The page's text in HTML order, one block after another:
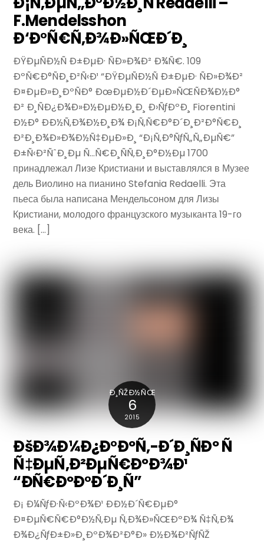
F.Mendelsshon
Ð‘Ð°Ñ€Ñ‚Ð¾Ð»ÑŒÐ´Ð¸
ÐŸÐµÑÐ½Ñ Ð±ÐµÐ· ÑÐ»Ð¾Ð² Ð¾Ñ€. 109
ÐºÑ€Ð°ÑÐ¸Ð²Ñ‹Ð¹ “ÐŸÐµÑÐ½Ñ Ð±ÐµÐ· ÑÐ»Ð¾Ð²
Ð¤ÐµÐ»Ð¸ÐºÑÐ° ÐœÐµÐ½Ð´ÐµÐ»ÑŒÑÐ¾Ð½Ð°
Ð² Ð¸ÑÐ¿Ð¾Ð»Ð½ÐµÐ½Ð¸Ð¸ Ð›ÑƒÐºÐ¸ Fiorentini
Ð½Ð° ÐÐ½Ñ‚Ð¾Ð½Ð¸Ð¾ Ð¡Ñ‚Ñ€Ð°Ð´Ð¸Ð²Ð°Ñ€Ð¸
Ð²Ð¸Ð¾Ð»Ð¾Ð½Ñ‡ÐµÐ»Ð¸ “Ð¡Ñ‚Ð°ÑƒÑ„Ñ„ÐµÑ€”
Ð±Ñ‹Ð²ÑˆÐ¸Ðµ Ñ…Ñ€Ð¸ÑÑ‚Ð¸Ð°Ð½Ðµ 1700
принадлежал Лизе Кристиани и выставлялся в Музее
дель Виолино на пианино Stefania Redaelli. Эта
пьеса была написана Мендельсоном для Лизы
Кристиани, молодого французского музыканта 19-го
века. […]
Ð¸ÑŽÐ½ÑŒ
6
2015
ÐšÐ¾Ð¼Ð¿Ð°ÐºÑ‚-Ð´Ð¸ÑÐº Ñ
Ñ‡ÐµÑ‚Ð²ÐµÑ€ÐºÐ¾Ð¹
“ÐÑ€ÐºÐ°Ð´Ð¸Ñ”
Ð¡ Ð¼ÑƒÐ·Ñ‹ÐºÐ¾Ð¹ ÐÐ½Ð´Ñ€ÐµÐ°
Ð¤ÐµÑ€Ñ€Ð°Ð½Ñ‚Ðµ Ñ‚Ð¾Ð»ÑŒÐºÐ¾ Ñ‡Ñ‚Ð¾
Ð¾Ð¿ÑƒÐ±Ð»Ð¸ÐºÐ¾Ð²Ð°Ð» Ð½Ð¾Ð²ÑƒÑŽ